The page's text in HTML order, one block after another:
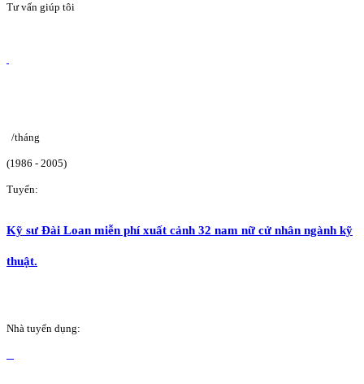
Tư vấn giúp tôi
/tháng
(1986 - 2005)
Tuyển:
Kỹ sư Đài Loan miễn phí xuất cảnh 32 nam nữ cử nhân ngành kỹ
thuật.
Nhà tuyển dụng: